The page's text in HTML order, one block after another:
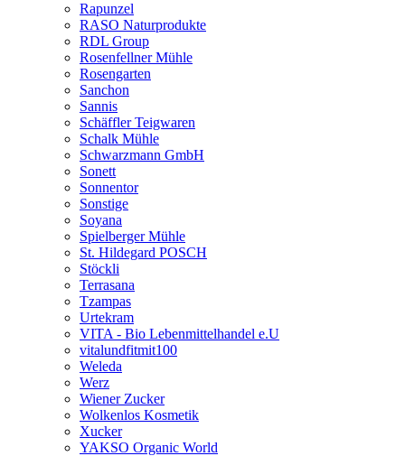
Rapunzel
RASO Naturprodukte
RDL Group
Rosenfellner Mühle
Rosengarten
Sanchon
Sannis
Schäffler Teigwaren
Schalk Mühle
Schwarzmann GmbH
Sonett
Sonnentor
Sonstige
Soyana
Spielberger Mühle
St. Hildegard POSCH
Stöckli
Terrasana
Tzampas
Urtekram
VITA - Bio Lebenmittelhandel e.U
vitalundfitmit100
Weleda
Werz
Wiener Zucker
Wolkenlos Kosmetik
Xucker
YAKSO Organic World